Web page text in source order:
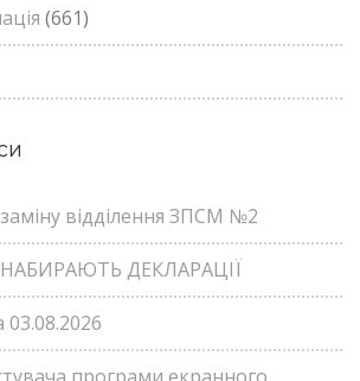
(661)
відділення ЗПСМ №2
НАБИРАЮТЬ ДЕКЛАРАЦІЇ
03.08.2026